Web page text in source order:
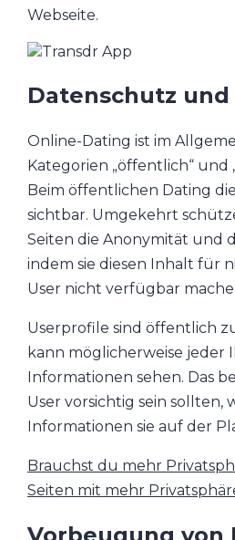
Webseite.
Datenschutz
Online-Dating ist im
Kategorien „öffentlich“ und
Beim öffentlichen Dating
sichtbar. Umgekehrt
Seiten die Anonymität und
indem sie diesen Inhalt für
User nicht verfügbar
Userprofile sind öffentlich
kann möglicherweise jeder
Informationen sehen. Das
User vorsichtig sein sollten,
Informationen sie auf der
Brauchst du mehr
Seiten mit mehr